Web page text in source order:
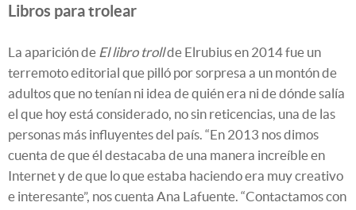
Libros para trolear
La aparición de El libro trollde Elrubius en 2014 fue un
terremoto editorial que pilló por sorpresa a un montón de
adultos que no tenían ni idea de quién era ni de dónde salía
el que hoy está considerado, no sin reticencias, una de las
personas más influyentes del país. “En 2013 nos dimos
cuenta de que él destacaba de una manera increíble en
Internet y de que lo que estaba haciendo era muy creativo
e interesante”, nos cuenta Ana Lafuente. “Contactamos con